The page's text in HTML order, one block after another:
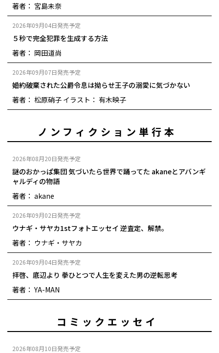
著者： 宮島未奈
2026年09月04日発売予定
５秒で完全犯罪を生成する方法
著者： 岡田道尚
2026年09月07日発売予定
婚約破棄された公爵令息は拗らせ王子の溺愛に気づかない
著者： 松原硝子 イラスト： 有木映子
ノンフィクション単行本
2026年08月20日発売予定
謎のおかっぱ集団 気づいたら世界で踊ってた akaneとアバンギ
ャルディの物語
著者： akane
2026年09月02日発売予定
ウナギ・サヤカ1stフォトエッセイ 逆査定、解禁。
著者： ウナギ・サヤカ
2026年09月04日発売予定
拝啓、底辺より 拳ひとつで人生を変えた男の逆転思考
著者： YA-MAN
コミックエッセイ
2026年08月10日発売予定